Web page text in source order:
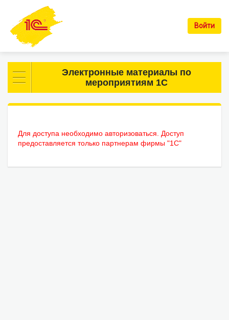
Войти
Электронные материалы по
мероприятиям 1С
Для доступа необходимо авторизоваться. Доступ
предоставляется только партнерам фирмы "1С"